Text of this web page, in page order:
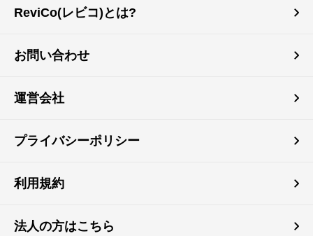
ReviCo(レビコ)とは?
お問い合わせ
運営会社
プライバシーポリシー
利用規約
法人の方はこちら